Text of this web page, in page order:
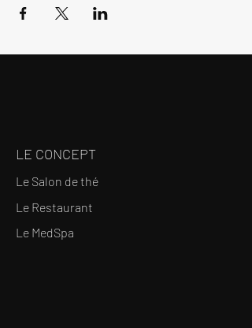
LE CONCEPT
Le Salon de thé
Le Restaurant
Le MedSpa